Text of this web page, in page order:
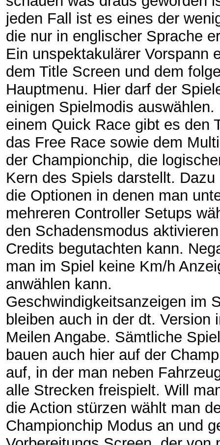
jeden Fall ist es eines der
die nur in englischer Sprache
Ein unspektakulärer Vorspann
dem Title Screen und dem
Hauptmenu. Hier darf der
einigen Spielmodis auswählen.
einem Quick Race gibt es den
das Free Race sowie dem
der Championchip, die
Kern des Spiels darstellt. Dazu
die Optionen in denen man
mehreren Controller Setups
den Schadensmodus
Credits begutachten kann.
man im Spiel keine Km/h
anwählen kann.
Geschwindigkeitsanzeigen im
bleiben auch in der dt. Version
Meilen Angabe. Sämtliche
bauen auch hier auf der
auf, in der man neben
alle Strecken freispielt. Will
die Action stürzen wählt man
Championchip Modus an und